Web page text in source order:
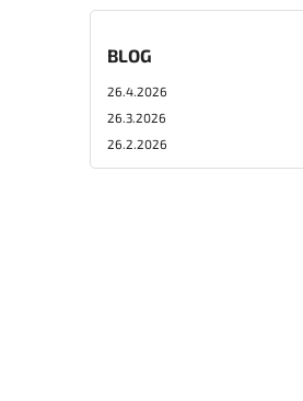
BLOG
26.4.2026
26.3.2026
26.2.2026